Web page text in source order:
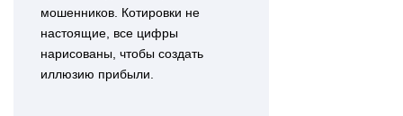
мошенников. Котировки не
настоящие, все цифры
нарисованы, чтобы создать
иллюзию прибыли.